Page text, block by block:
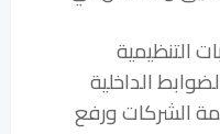
الشركات ورفع